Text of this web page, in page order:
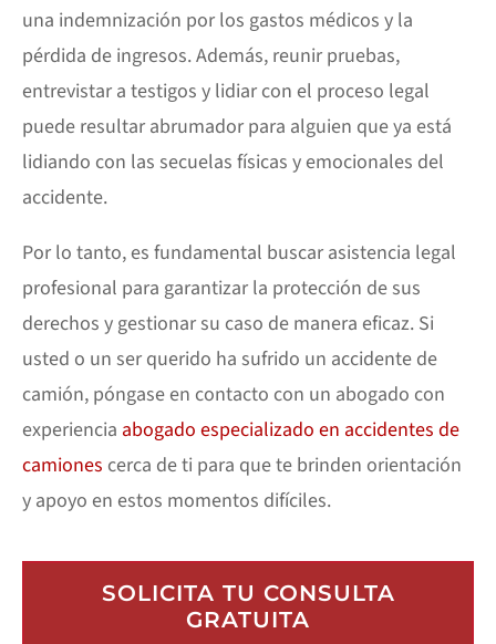
una indemnización por los gastos médicos y la
pérdida de ingresos. Además, reunir pruebas,
entrevistar a testigos y lidiar con el proceso legal
puede resultar abrumador para alguien que ya está
lidiando con las secuelas físicas y emocionales del
accidente.
Por lo tanto, es fundamental buscar asistencia legal
profesional para garantizar la protección de sus
derechos y gestionar su caso de manera eficaz. Si
usted o un ser querido ha sufrido un accidente de
camión, póngase en contacto con un abogado con
experiencia abogado especializado en accidentes de
camiones cerca de ti para que te brinden orientación
y apoyo en estos momentos difíciles.
SOLICITA TU CONSULTA
GRATUITA